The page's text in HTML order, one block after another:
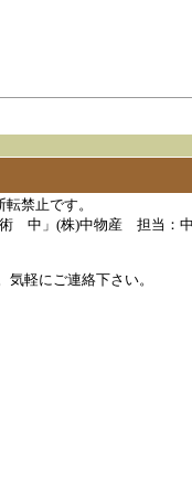
転禁止です。
術 中」(株)中物産 担当：
軽にご連絡下さい。